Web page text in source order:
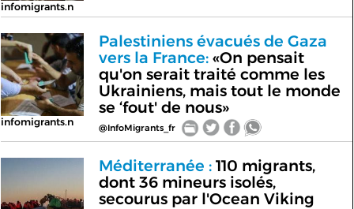
infomigrants.n
infomigrants.n
Palestiniens évacués de Gaza
vers la France:«On pensait
qu'on serait traité comme les
Ukrainiens, mais tout le monde
se ‘fout' de nous»
@InfoMigrants_fr
Méditerranée :110 migrants,
dont 36 mineurs isolés,
secourus par l'Ocean Viking